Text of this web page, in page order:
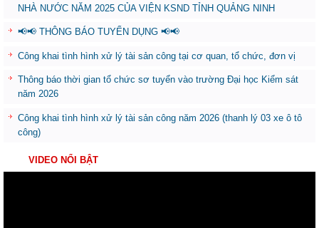
NHÀ NƯỚC NĂM 2025 CỦA VIỆN KSND TỈNH QUẢNG NINH
📢📢 THÔNG BÁO TUYỂN DỤNG 📢📢
Công khai tình hình xử lý tài sản công tại cơ quan, tổ chức, đơn vị
Thông báo thời gian tổ chức sơ tuyển vào trường Đại học Kiểm sát
năm 2026
Công khai tình hình xử lý tài sản công năm 2026 (thanh lý 03 xe ô tô
công)
VIDEO NỔI BẬT